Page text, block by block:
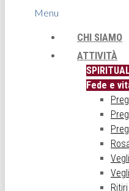
Menu
CHI SIAMO
ATTIVITÀ
Fede e